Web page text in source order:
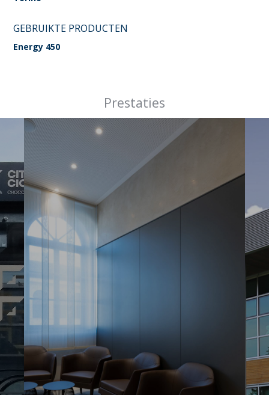
GEBRUIKTE PRODUCTEN
Energy 450
Prestaties